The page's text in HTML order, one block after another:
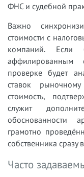
ФНС и судебной
Важно
стоимости с
компаний. Если
аффилированным
проверке будет
ставок
стоимость,
служит
обоснованности
грамотно
собственника сразу
Часто